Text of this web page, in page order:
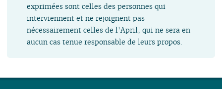
exprimées sont celles des personnes qui
interviennent et ne rejoignent pas
nécessairement celles de l'April, qui ne sera en
aucun cas tenue responsable de leurs propos.